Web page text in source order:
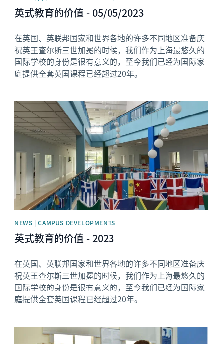
英式教育的价值 - 05/05/2023
在英国、英联邦国家和世界各地的许多不同地区准备庆
祝英王查尔斯三世加冕的时候，我们作为上海最悠久的
国际学校的身份是很有意义的，至今我们已经为国际家
庭提供全套英国课程已经超过20年。
News image
NEWS | CAMPUS DEVELOPMENTS
英式教育的价值 - 2023
在英国、英联邦国家和世界各地的许多不同地区准备庆
祝英王查尔斯三世加冕的时候，我们作为上海最悠久的
国际学校的身份是很有意义的，至今我们已经为国际家
庭提供全套英国课程已经超过20年。
News image